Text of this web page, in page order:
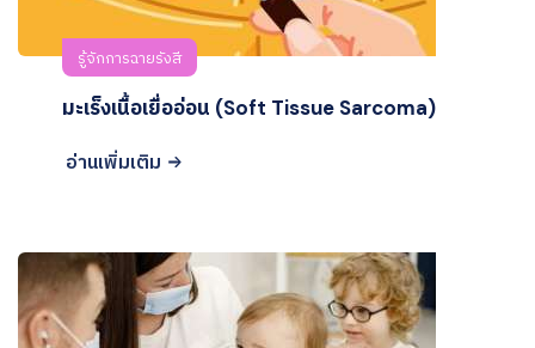
รู้จักการฉายรังสี
มะเร็งเนื้อเยื่ออ่อน (Soft Tissue Sarcoma)
อ่านเพิ่มเติม